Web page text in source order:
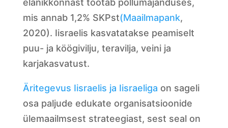
elanikkonnast töötab põllumajanduses,
mis annab 1,2% SKPst(Maailmapank,
2020). Iisraelis kasvatatakse peamiselt
puu- ja köögivilju, teravilja, veini ja
karjakasvatust.
Äritegevus Iisraelis ja Iisraeliga on sageli
osa paljude edukate organisatsioonide
ülemaailmsest strateegiast, sest seal on